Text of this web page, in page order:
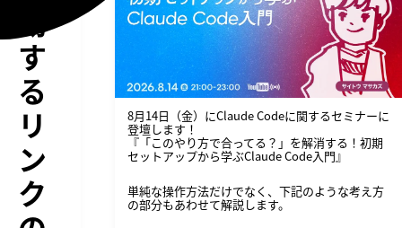
動
す
る
リ
ン
ク
8月14日（金）にClaude Codeに関するセミナーに
登壇します！
『「このやり方で合ってる？」を解消する！初期
セットアップから学ぶClaude Code入門』
単純な操作方法だけでなく、下記のような考え方
の部分もあわせて解説します。